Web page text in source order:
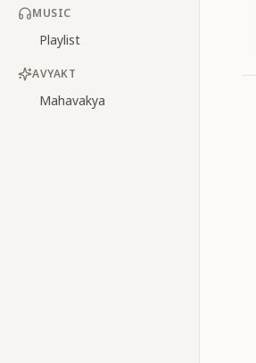
MUSIC
Playlist
AVYAKT
Mahavakya